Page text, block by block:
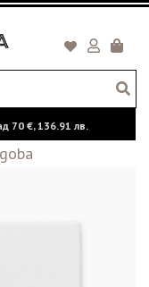
70 €,136.91 лв.